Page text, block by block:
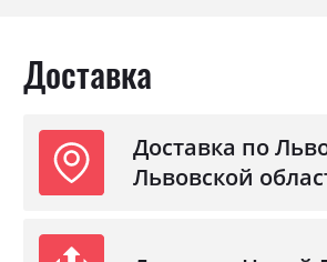
Доставка
Доставка по
Львовской